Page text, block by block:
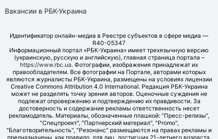
Вакансии в РБК-Украина
Идентификатор онлайн-медиа в Реестре субъектов в сфере медиа —
R40-05347
Информационный портал «РБК-Украина» имеет трехязычную версию
(украинскую, русскую и английскую), главная страница портала –
https://www.rbc.ua. Фотографии, изображения принадлежат их
правообладателям. Все фотографии на Портале, авторами которых
являются журналисты РБК-Украина, размещены на условиях лицензии
Creative Commons Attribution 4.0 International. Редакция РБК-Украина
может не разделять точку зрения авторов. Оценочные суждения не
подлежат опровержению и подтверждению их правдивости. За
достоверность и содержание рекламы ответственность несет
рекламодатель. Материалы, обозначенные плашкой: "Пресс-релизы",
"Спецпроект", "Партнерский материал", "Promo",
"Благотворительность", "Резонанс" размещаются на правах рекламы и
предназначены, как правило, для лиц, достигших 21-летнего возраста.